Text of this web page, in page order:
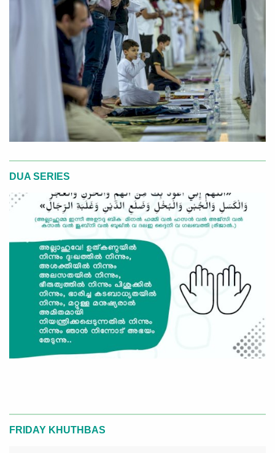
DUA SERIES
FRIDAY KHUTHBAS